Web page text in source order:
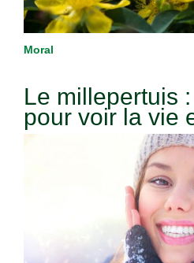
Moral
Le millepertuis
pour voir la vie